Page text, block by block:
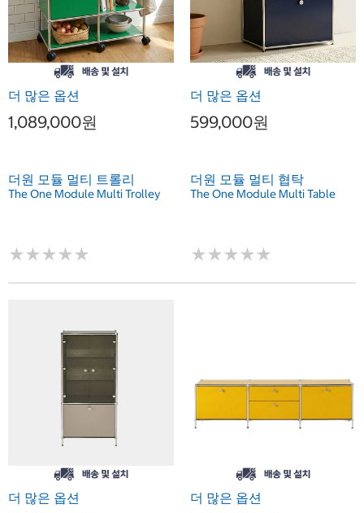
더 많은 옵션
1,089,000원
더원 모듈 멀티 트롤리
The One Module Multi Trolley
★★★★★
★★★★★
더 많은 옵션
599,000원
더원 모듈 멀티 협탁
The One Module Multi Table
★★★★★
★★★★★
더 많은 옵션 더 많은 옵션